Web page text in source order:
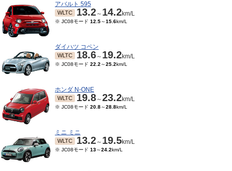
アバルト 595
WLTC 13.2～ 14.2km/L
※ JC08モード 12.5～15.6km/L
ダイハツ コペン
WLTC 18.6～ 19.2km/L
※ JC08モード 22.2 ～25.2km/L
ホンダ N-ONE
WLTC 19.8～23.2km/L
※ JC08モード 20.8～28.8km/L
ミニ ミニ
WLTC 13.2～ 19.5km/L
※ JC08モード 13～24.2km/L